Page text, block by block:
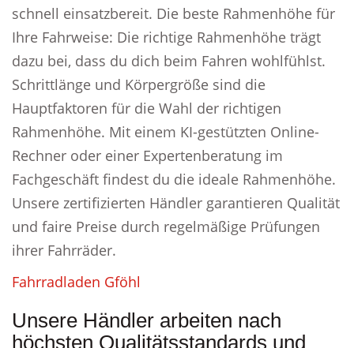
schnell einsatzbereit. Die beste Rahmenhöhe für
Ihre Fahrweise: Die richtige Rahmenhöhe trägt
dazu bei, dass du dich beim Fahren wohlfühlst.
Schrittlänge und Körpergröße sind die
Hauptfaktoren für die Wahl der richtigen
Rahmenhöhe. Mit einem KI-gestützten Online-
Rechner oder einer Expertenberatung im
Fachgeschäft findest du die ideale Rahmenhöhe.
Unsere zertifizierten Händler garantieren Qualität
und faire Preise durch regelmäßige Prüfungen
ihrer Fahrräder.
Fahrradladen Gföhl
Unsere Händler arbeiten nach
höchsten Qualitätsstandards und